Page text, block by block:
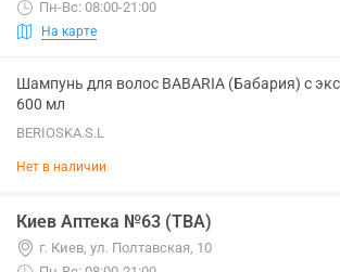
Пн-Вс: 08:00-21:00
На карте
Шампунь для волос BABARIA (Бабария) с
600 мл
BERIOSKA.S.L
Нет в наличии
Киев Аптека №63 (ТВА)
г. Киев, ул. Полтавская, 10